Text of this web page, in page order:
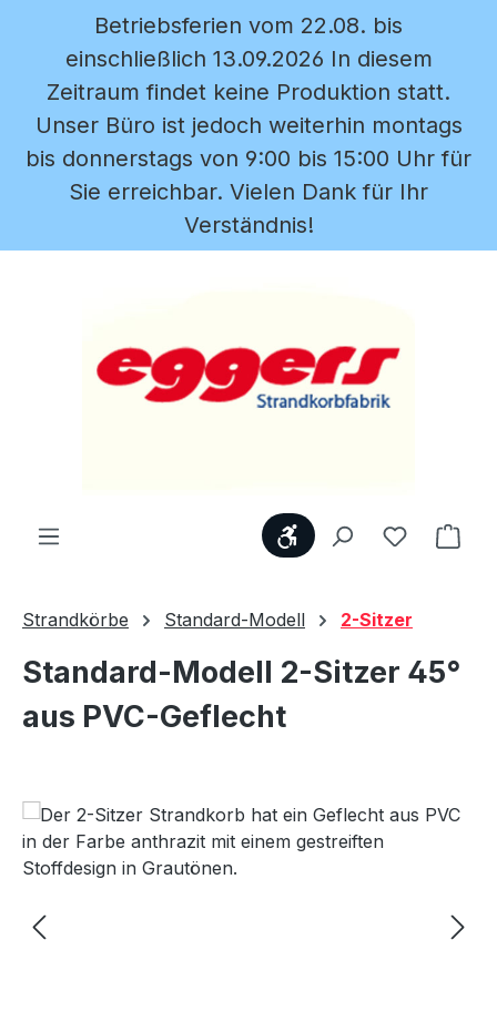
Zum Hauptinhalt springen
Betriebsferien vom 22.08. bis
einschließlich 13.09.2026 In diesem
Zeitraum findet keine Produktion statt.
Unser Büro ist jedoch weiterhin montags
bis donnerstags von 9:00 bis 15:00 Uhr für
Sie erreichbar. Vielen Dank für Ihr
Verständnis!
WerkzeugleisteDu hast 0
Strandkörbe Standard-Modell 2-Sitzer
Standard-Modell 2-Sitzer 45°
aus PVC-Geflecht
Bildergalerie überspringen